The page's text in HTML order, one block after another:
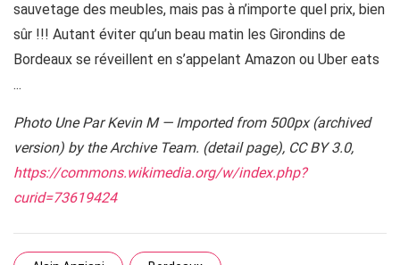
sauvetage des meubles, mais pas à n’importe quel prix, bien
sûr !!! Autant éviter qu’un beau matin les Girondins de
Bordeaux se réveillent en s’appelant Amazon ou Uber eats
...
Photo Une Par Kevin M — Imported from 500px (archived
version) by the Archive Team. (detail page), CC BY 3.0,
https://commons.wikimedia.org/w/index.php?
curid=73619424